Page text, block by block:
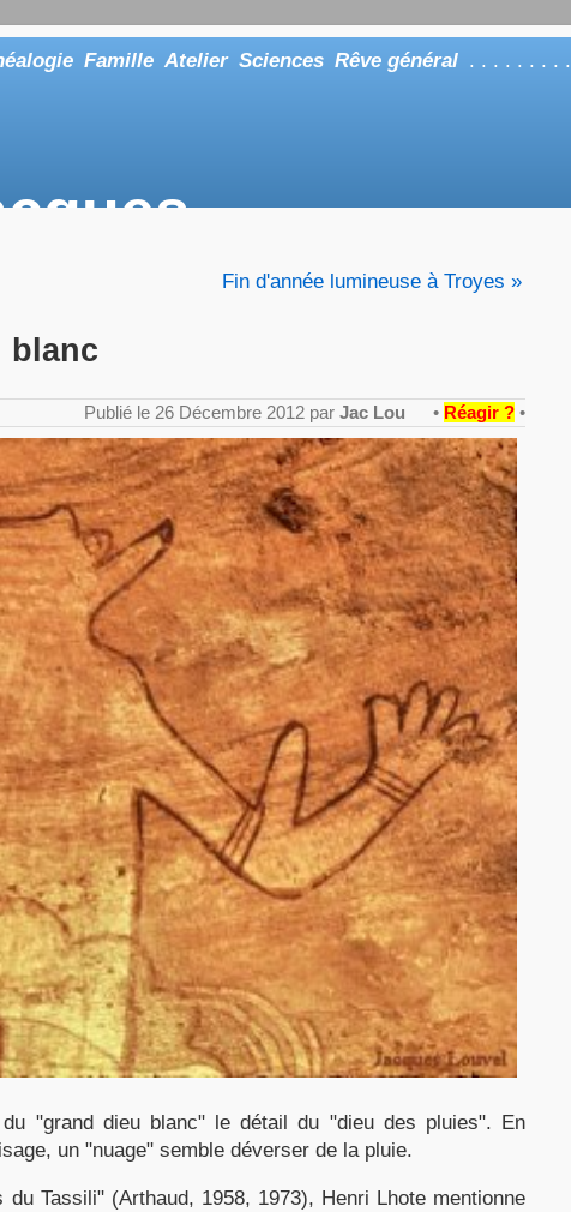
Famille Atelier Sciences Rêve général . . . . . . . . .
Fin d'année lumineuse à Troyes »
blanc
Publié le 26 Décembre 2012 parJac Lou • Réagir ? •
"grand dieu blanc" le détail du "dieu des pluies". En
un "nuage" semble déverser de la pluie.
Tassili" (Arthaud, 1958, 1973), Henri Lhote mentionne